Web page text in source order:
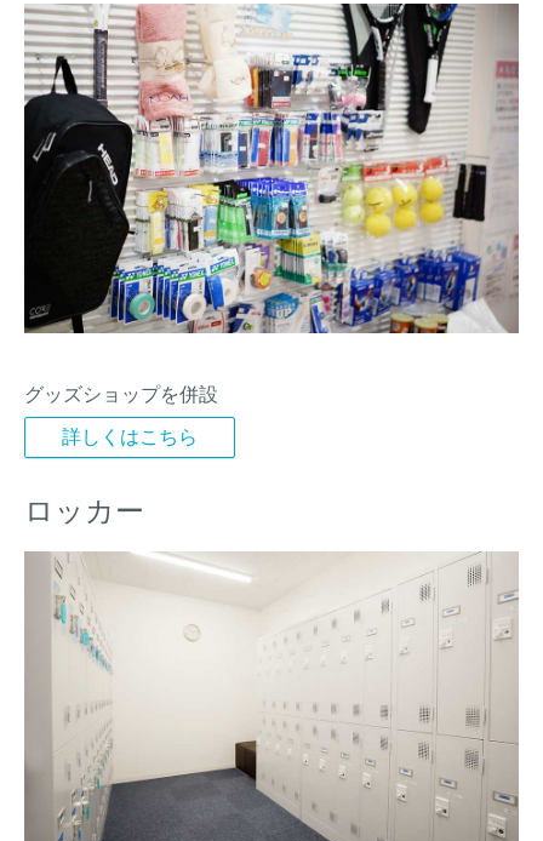
グッズショップを併設
詳しくはこちら
ロッカー